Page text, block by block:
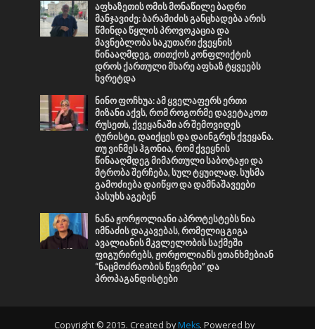
აფხაზეთის ომის მონაწილე ბადრი
მანჯავიძე: ბარამიძის განცხადება არის
წმინდა წყლის პროვოკაცია და
მავნებლობა საკუთარი ქვეყნის
წინააღმდეგ, თითქოს კონფლიქტის
დროს ქართული მხარე აფხაზ ტყვეებს
ხვრეტდა
ნინო ფოჩხუა: ამ ყველაფერს ერთი
მიზანი აქვს, რომ როგორმე დავეტაკოთ
რუსეთს, ქვეყანაში არ შემოვიდეს
ტურისტი, დაიქცეს და დაინგრეს ქვეყანა.
თუ ვინმეს ჰგონია, რომ ქვეყნის
წინააღმდეგ მიმართული საბოტაჟი და
მტრობა შერჩება, სულ ტყუილად. სუსმა
გამოძიება დაიწყო და დამნაშავეები
პასუხს აგებენ
ნანა ჟორჟოლიანი აპროტესტებს ნია
იმნაძის დაკავებას, რომელიც გიგა
ავალიანის მკვლელობის საქმეში
ფიგურირებს, ჟორჟოლიანს ეთანხმებიან
“ნაცმოძრაობის წევრები” და
პროპაგანდისტები
Copyright © 2015. Created by Meks. Powered by